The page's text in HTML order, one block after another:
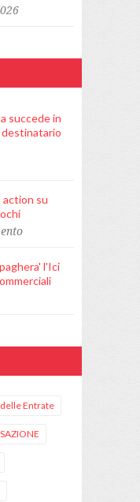
succede in
action su
l'Ici
Entrate